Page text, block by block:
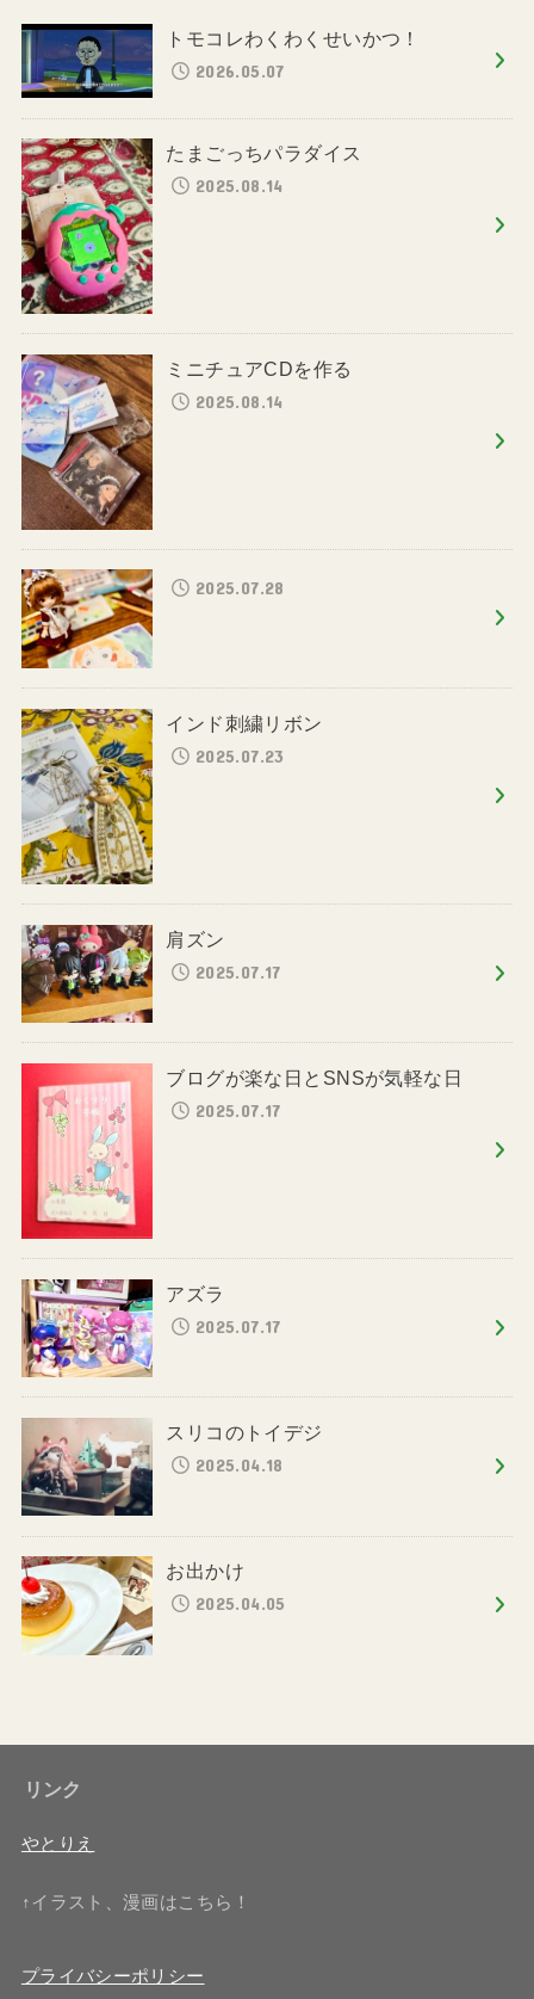
トモコレわくわくせいかつ！
2026.05.07
たまごっちパラダイス
2025.08.14
ミニチュアCDを作る
2025.08.14
2025.07.28
インド刺繍リボン
2025.07.23
肩ズン
2025.07.17
ブログが楽な日とSNSが気軽な日
2025.07.17
アズラ
2025.07.17
スリコのトイデジ
2025.04.18
お出かけ
2025.04.05
リンク
やとりえ
↑イラスト、漫画はこちら！
プライバシーポリシー